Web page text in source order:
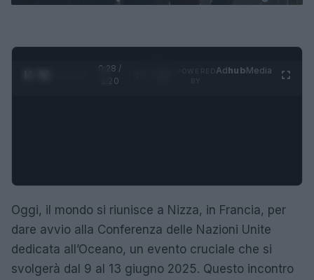
0:29 /
1:20
AdhubMedia
Oggi, il mondo si riunisce a Nizza, in Francia, per
dare avvio alla Conferenza delle Nazioni Unite
dedicata all’Oceano, un evento cruciale che si
svolgerà dal 9 al 13 giugno 2025. Questo incontro